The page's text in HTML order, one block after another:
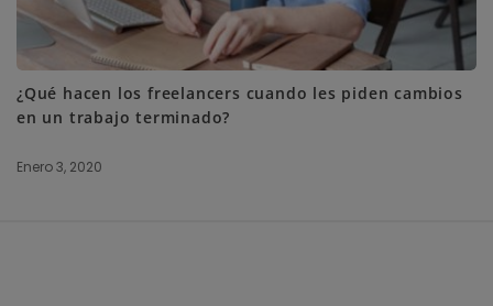
¿Qué hacen los freelancers cuando les piden cambios
en un trabajo terminado?
Enero 3, 2020